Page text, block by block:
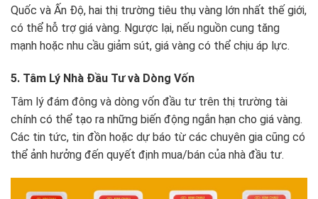
Quốc và Ấn Độ, hai thị trường tiêu thụ vàng lớn nhất thế giới,
có thể hỗ trợ giá vàng. Ngược lại, nếu nguồn cung tăng
mạnh hoặc nhu cầu giảm sút, giá vàng có thể chịu áp lực.
5. Tâm Lý Nhà Đầu Tư và Dòng Vốn
Tâm lý đám đông và dòng vốn đầu tư trên thị trường tài
chính có thể tạo ra những biến động ngắn hạn cho giá vàng.
Các tin tức, tin đồn hoặc dự báo từ các chuyên gia cũng có
thể ảnh hưởng đến quyết định mua/bán của nhà đầu tư.